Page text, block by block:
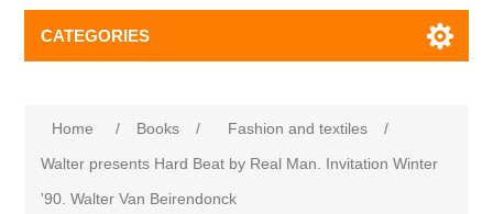
CATEGORIES
Home / Books / Fashion and textiles
/
Walter presents Hard Beat by Real Man. Invitation Winter
'90. Walter Van Beirendonck